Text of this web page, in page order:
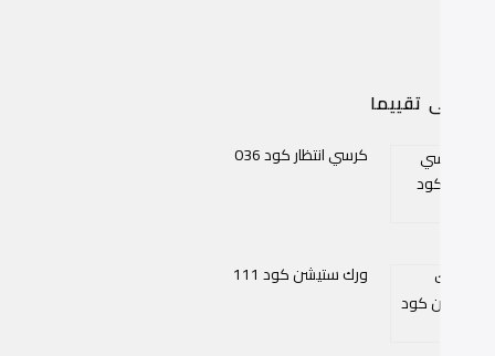
تقييما
كرسي انتظار كود 036
ورك ستيشن كود 111